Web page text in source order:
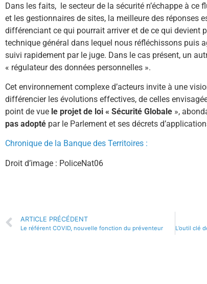
Dans les faits, le secteur de la sécurité n’échappe à ce
et les gestionnaires de sites, la meilleure des réponses
différenciant ce qui pourrait arriver et de ce qui devient
technique général dans lequel nous réfléchissons puis
suivi rapidement par le juge. Dans le cas présent, un
« régulateur des données personnelles ».
Cet environnement complexe d’acteurs invite à une
différencier les évolutions effectives, de celles
point de vue le projet de loi « Sécurité Globale »,
pas adopté par le Parlement et ses décrets
Chronique de la Banque des Territoires :
Droit d’image : PoliceNat06
ARTICLE PRÉCÉDENT
Le référent COVID, nouvelle fonction du préventeur